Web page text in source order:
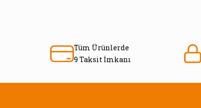
Tüm Ürünlerde
9 Taksit İmkanı